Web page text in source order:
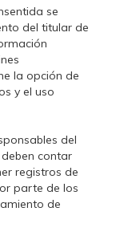
se
del titular de
la opción de
y el uso
del
contar
registros de
parte de los
de